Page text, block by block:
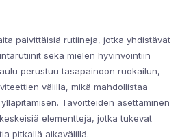
päivittäisiä rutiineja, jotka yhdistävät
sekä mielen hyvinvointiin
perustuu tasapainoon ruokailun,
välillä, mikä mahdollistaa
Tavoitteiden asettaminen
elementtejä, jotka tukevat
pitkällä aikavälillä.